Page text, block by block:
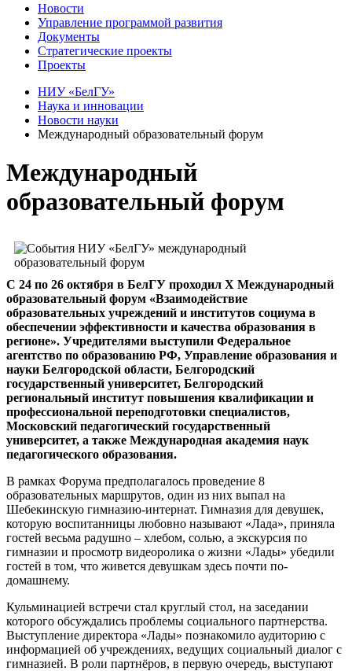
Новости
Управление программой развития
Документы
Стратегические проекты
Проекты
НИУ «БелГУ»
Наука и инновации
Новости науки
Международный образовательный форум
Международный
образовательный форум
C 24 по 26 октября в БелГУ проходил X Международный
образовательный форум «Взаимодействие
образовательных учреждений и институтов социума в
обеспечении эффективности и качества образования в
регионе». Учредителями выступили Федеральное
агентство по образованию РФ, Управление образования и
науки Белгородской области, Белгородский
государственный университет, Белгородский
региональный институт повышения квалификации и
профессиональной переподготовки специалистов,
Московский педагогический государственный
университет, а также Международная академия наук
педагогического образования.
В рамках Форума предполагалось проведение 8
образовательных маршрутов, один из них выпал на
Шебекинскую гимназию-интернат. Гимназия для девушек,
которую воспитанницы любовно называют «Лада», приняла
гостей весьма радушно – хлебом, солью, а экскурсия по
гимназии и просмотр видеоролика о жизни «Лады» убедили
гостей в том, что живется девушкам здесь почти по-
домашнему.
Кульминацией встречи стал круглый стол, на заседании
которого обсуждались проблемы социального партнерства.
Выступление директора «Лады» познакомило аудиторию с
информацией об учреждениях, ведущих социальный диалог с
гимназией. В роли партнёров, в первую очередь, выступают